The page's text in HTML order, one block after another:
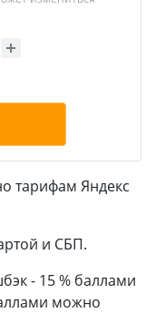
тарифам Яндекс
и СБП.
- 15 % баллами
можно